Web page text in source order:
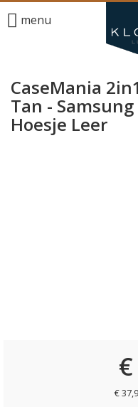
menu
CaseMania
Tan -
Hoesje Leer
€